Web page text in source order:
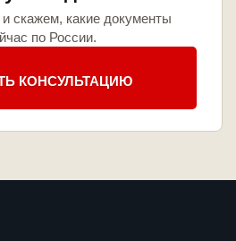
скажем, какие документы
по России.
КОНСУЛЬТАЦИЮ